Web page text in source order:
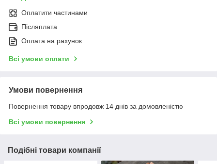
Оплатити частинами
Післяплата
Оплата на рахунок
Всі умови оплати
Умови повернення
Повернення товару впродовж 14 днів за домовленістю
Всі умови повернення
Подібні товари компанії